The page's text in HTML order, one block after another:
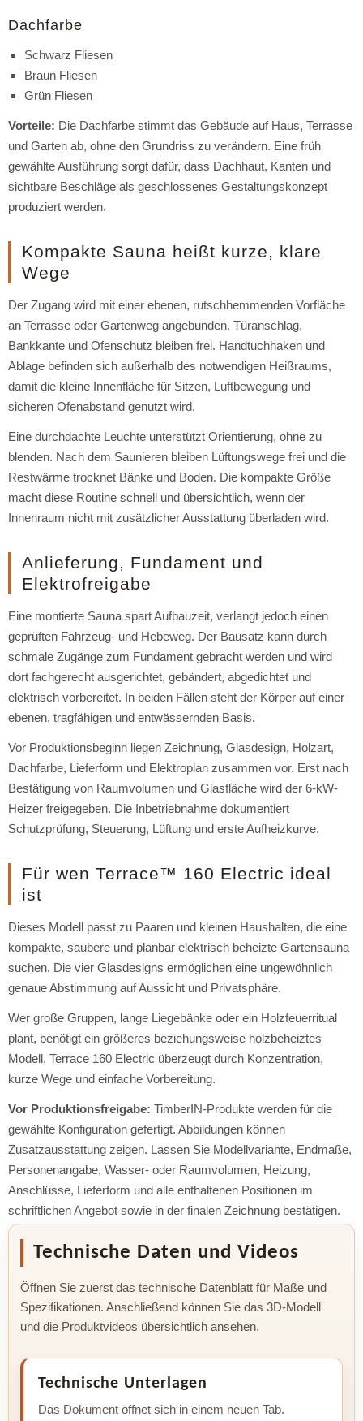
Dachfarbe
Schwarz Fliesen
Braun Fliesen
Grün Fliesen
Vorteile: Die Dachfarbe stimmt das Gebäude auf Haus, Terrasse
und Garten ab, ohne den Grundriss zu verändern. Eine früh
gewählte Ausführung sorgt dafür, dass Dachhaut, Kanten und
sichtbare Beschläge als geschlossenes Gestaltungskonzept
produziert werden.
Kompakte Sauna heißt kurze, klare
Wege
Der Zugang wird mit einer ebenen, rutschhemmenden Vorfläche
an Terrasse oder Gartenweg angebunden. Türanschlag,
Bankkante und Ofenschutz bleiben frei. Handtuchhaken und
Ablage befinden sich außerhalb des notwendigen Heißraums,
damit die kleine Innenfläche für Sitzen, Luftbewegung und
sicheren Ofenabstand genutzt wird.
Eine durchdachte Leuchte unterstützt Orientierung, ohne zu
blenden. Nach dem Saunieren bleiben Lüftungswege frei und die
Restwärme trocknet Bänke und Boden. Die kompakte Größe
macht diese Routine schnell und übersichtlich, wenn der
Innenraum nicht mit zusätzlicher Ausstattung überladen wird.
Anlieferung, Fundament und
Elektrofreigabe
Eine montierte Sauna spart Aufbauzeit, verlangt jedoch einen
geprüften Fahrzeug- und Hebeweg. Der Bausatz kann durch
schmale Zugänge zum Fundament gebracht werden und wird
dort fachgerecht ausgerichtet, gebändert, abgedichtet und
elektrisch vorbereitet. In beiden Fällen steht der Körper auf einer
ebenen, tragfähigen und entwässernden Basis.
Vor Produktionsbeginn liegen Zeichnung, Glasdesign, Holzart,
Dachfarbe, Lieferform und Elektroplan zusammen vor. Erst nach
Bestätigung von Raumvolumen und Glasfläche wird der 6-kW-
Heizer freigegeben. Die Inbetriebnahme dokumentiert
Schutzprüfung, Steuerung, Lüftung und erste Aufheizkurve.
Für wen Terrace™ 160 Electric ideal
ist
Dieses Modell passt zu Paaren und kleinen Haushalten, die eine
kompakte, saubere und planbar elektrisch beheizte Gartensauna
suchen. Die vier Glasdesigns ermöglichen eine ungewöhnlich
genaue Abstimmung auf Aussicht und Privatsphäre.
Wer große Gruppen, lange Liegebänke oder ein Holzfeuerritual
plant, benötigt ein größeres beziehungsweise holzbeheiztes
Modell. Terrace 160 Electric überzeugt durch Konzentration,
kurze Wege und einfache Vorbereitung.
Vor Produktionsfreigabe: TimberIN-Produkte werden für die
gewählte Konfiguration gefertigt. Abbildungen können
Zusatzausstattung zeigen. Lassen Sie Modellvariante, Endmaße,
Personenangabe, Wasser- oder Raumvolumen, Heizung,
Anschlüsse, Lieferform und alle enthaltenen Positionen im
schriftlichen Angebot sowie in der finalen Zeichnung bestätigen.
Technische Daten und Videos
Öffnen Sie zuerst das technische Datenblatt für Maße und
Spezifikationen. Anschließend können Sie das 3D-Modell
und die Produktvideos übersichtlich ansehen.
Technische Unterlagen
Das Dokument öffnet sich in einem neuen Tab.